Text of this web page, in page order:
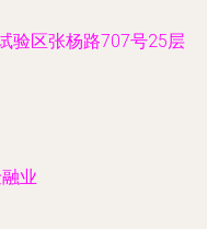
验区张杨路707号25层
业